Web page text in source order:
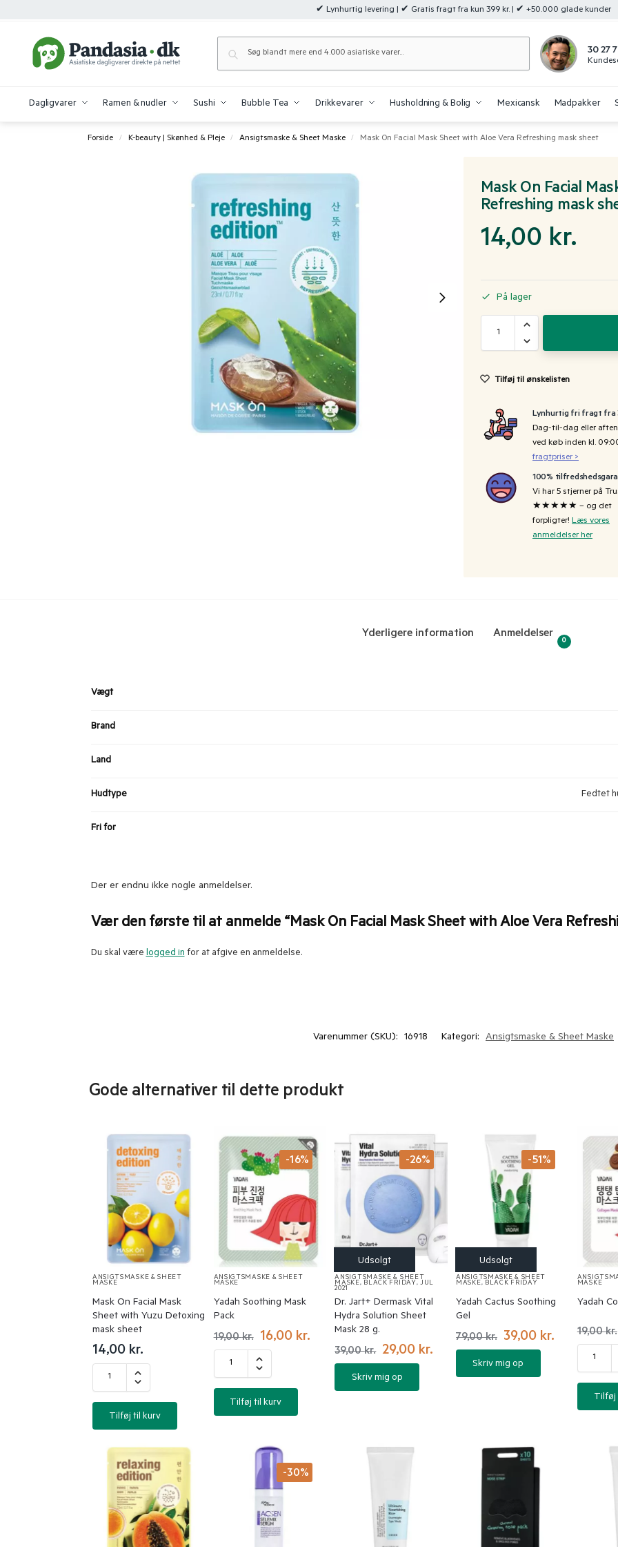
✔ Lynhurtig levering | ✔ Gratis fragt fra kun 399 kr. | ✔ +50.000 glade kunder
30 27
Dagligvarer Ramen & nudler Sushi Bubble Tea Drikkevarer Husholdning & Bolig Mexicansk Madpakker
Forside / K-beauty | Skønhed & Pleje / Ansigtsmaske & Sheet Maske / Mask On Facial Mask Sheet with Aloe Vera Refreshing mask sheet
Mask On Facial
Refreshing mask
14,00 kr.
På lager
Tilføj til ønskelisten
Lynhurtig fri fragt fra
Dag-til-dag eller
ved køb inden kl.
fragtpriser >
100%
Vi har 5 stjerner på
★★★★★ – og det
forpligter! Læs vores
anmeldelser her
Yderligere information Anmeldelser
0
Vægt
Brand
Land
Hudtype Fedtet
Fri for
Der er endnu ikke nogle anmeldelser.
Vær den første til at anmelde “Mask On Facial Mask Sheet with Aloe Vera
Du skal værelogged infor at afgive en anmeldelse.
Varenummer (SKU): 16918 Kategori: Ansigtsmaske & Sheet Maske
Gode alternativer til dette produkt
ANSIGTSMASKE & SHEET
MASKE
Mask On Facial Mask
Sheet with Yuzu Detoxing
mask sheet
14,00 kr.
Tilføj til kurv
-16%
ANSIGTSMASKE & SHEET
MASKE
Yadah Soothing Mask
Pack
19,00kr. 16,00 kr.
Tilføj til kurv
-26%
ANSIGTSMASKE & SHEET
MASKE, BLACK FRIDAY,JUL
2021
Dr. Jart+ Dermask Vital
Hydra Solution Sheet
Mask 28 g.
39,00kr. 29,00 kr.
Skriv mig op
-51%
ANSIGTSMASKE & SHEET
MASKE, BLACK FRIDAY
Yadah Cactus Soothing
Gel
79,00kr. 39,00 kr.
Skriv mig op
MASKE
Yadah
19,00kr.
Tilføj
-30%